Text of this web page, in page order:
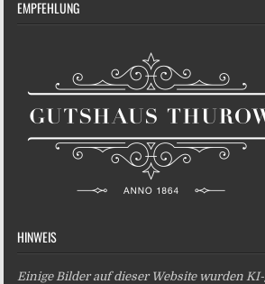
EMPFEHLUNG
HINWEIS
Einige Bilder auf dieser Website wurden